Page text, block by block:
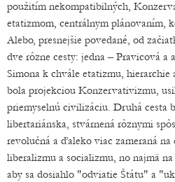
použitím nekompatibilných,
etatizmom, centrálnym plánovaním,
Alebo, presnejšie povedané, od
dve rôzne cesty: jedna – Pravicová a
Simona k chvále etatizmu,
bola projekciou Konzervativizmu,
priemyselnú civilizáciu. Druhá cesta
libertariánska, stvárnená rôznymi
revolučná a ďaleko viac zameraná
liberalizmu a socializmu, no najmä
aby sa dosiahlo "odviatie Štátu" a